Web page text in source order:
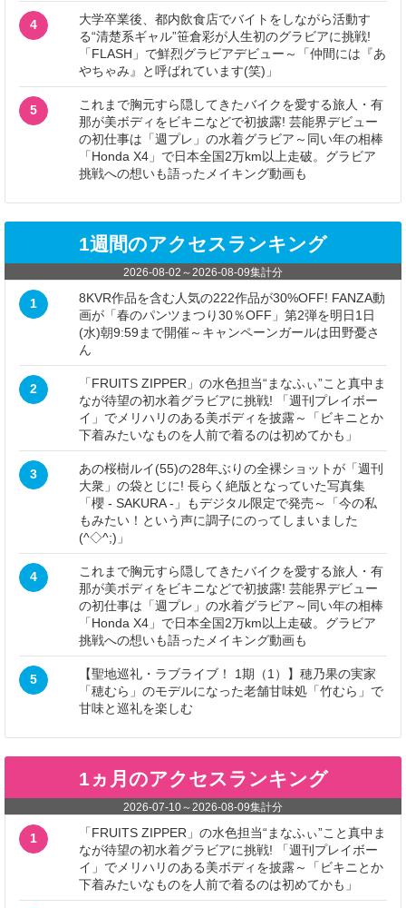
4
大学卒業後、都内飲食店でバイトをしながら活動す
る“清楚系ギャル”笹倉彩が人生初のグラビアに挑戦!
「FLASH」で鮮烈グラビアデビュー～「仲間には『あ
やちゃみ』と呼ばれています(笑)」
5
これまで胸元すら隠してきたバイクを愛する旅人・有
那が美ボディをビキニなどで初披露! 芸能界デビュー
の初仕事は「週プレ」の水着グラビア～同い年の相棒
「Honda X4」で日本全国2万km以上走破。グラビア
挑戦への想いも語ったメイキング動画も
1週間のアクセスランキング
2026-08-02 ～2026-08-09集計分
1
8KVR作品を含む人気の222作品が30%OFF! FANZA動
画が「春のパンツまつり30％OFF」第2弾を明日1日
(水)朝9:59まで開催～キャンペーンガールは田野憂さ
ん
2
「FRUITS ZIPPER」の水色担当“まなふぃ”こと真中ま
なが待望の初水着グラビアに挑戦! 「週刊プレイボー
イ」でメリハリのある美ボディを披露～「ビキニとか
下着みたいなものを人前で着るのは初めてかも」
3
あの桜樹ルイ(55)の28年ぶりの全裸ショットが「週刊
大衆」の袋とじに! 長らく絶版となっていた写真集
「櫻 - SAKURA -」もデジタル限定で発売～「今の私
もみたい！という声に調子にのってしまいました
(^◇^;)」
4
これまで胸元すら隠してきたバイクを愛する旅人・有
那が美ボディをビキニなどで初披露! 芸能界デビュー
の初仕事は「週プレ」の水着グラビア～同い年の相棒
「Honda X4」で日本全国2万km以上走破。グラビア
挑戦への想いも語ったメイキング動画も
5
【聖地巡礼・ラブライブ！ 1期（1）】穂乃果の実家
「穂むら」のモデルになった老舗甘味処「竹むら」で
甘味と巡礼を楽しむ
1ヵ月のアクセスランキング
2026-07-10～2026-08-09集計分
1
「FRUITS ZIPPER」の水色担当“まなふぃ”こと真中ま
なが待望の初水着グラビアに挑戦! 「週刊プレイボー
イ」でメリハリのある美ボディを披露～「ビキニとか
下着みたいなものを人前で着るのは初めてかも」